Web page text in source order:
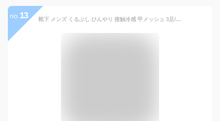
no. 13 靴下 メンズ くるぶし ひんやり 接触冷感 甲メッシュ 3足/6足 クールソックス スニーカー丈 ツートンカラーアソート 25cm 26cm 27cm